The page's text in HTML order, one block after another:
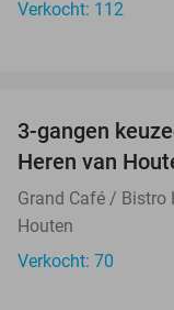
Verkocht: 112
3-gangen
Heren van
Grand Café / Bistro
Houten
Verkocht: 70